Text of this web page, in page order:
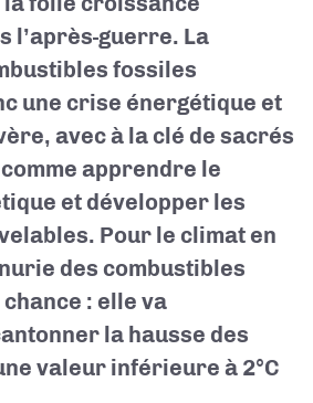
l’après-guerre. La
fossiles
une crise énergétique et
avec à la clé de sacrés
apprendre le
et développer les
Pour le climat en
des combustibles
: elle va
la hausse des
valeur inférieure à 2°C